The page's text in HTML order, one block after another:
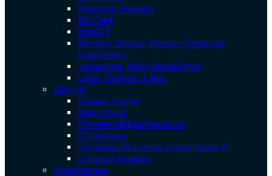
Hyperion Planning
Big Data
Bitrix24
Devops. Docker. Docker-Compose.
Kubernetes
Javascript. Web-разработка
Linux. Основы Linux
Другие
Общие статьи
Маркетинг
Личная эффективность
Логистика
Системный анализ средствами IT
Ценные бумаги
Управление